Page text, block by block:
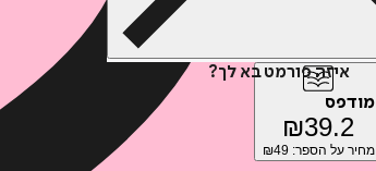
איזה פורמט בא לך?
מודפס
₪39.2
מחיר על הספר: ₪ 49